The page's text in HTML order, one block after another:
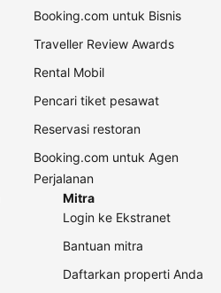
Booking.com untuk Bisnis
Traveller Review Awards
Rental Mobil
Pencari tiket pesawat
Reservasi restoran
Booking.com untuk Agen
Perjalanan
Mitra
Login ke Ekstranet
Bantuan mitra
Daftarkan properti Anda